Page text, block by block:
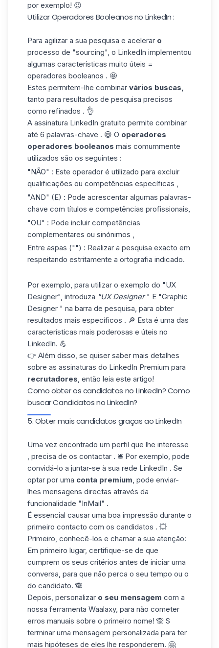
por exemplo! 😉
Utilizar Operadores Booleanos no LinkedIn :
Para agilizar a sua pesquisa e acelerar o
processo de "sourcing", o LinkedIn implementou
algumas características muito úteis =
operadores booleanos . 🤩
Estes permitem-lhe combinar vários buscas,
tanto para resultados de pesquisa precisos
como refinados . 👌
A assinatura LinkedIn gratuito permite combinar
até 6 palavras-chave . 😄 O operadores
operadores booleanos mais comummente
utilizados são os seguintes :
"NÃO" : Este operador é utilizado para excluir
qualificações ou competências específicas ,
"AND" (E) : Pode acrescentar algumas palavras-
chave com títulos e competências profissionais
"OU" : Pode incluir competências
complementares ou sinónimos ,
Entre aspas ("") : Realizar a pesquisa exacto em
respeitando estritamente a ortografia indicado.
Por exemplo, para utilizar o exemplo do "UX
Designer", introduza "UX Designer" E "Graphic
Designer " na barra de pesquisa, para obter
resultados mais específicos . 🔎 Esta é uma das
características mais poderosas e úteis no
LinkedIn. 💪
👉 Além disso, se quiser saber mais detalhes
sobre as assinaturas do LinkedIn Premium para
recrutadores, então leia este artigo!
Como obter os candidatos no LinkedIn? Como
buscar Candidatos no LinkedIn?
5. Obter mais candidatos graças ao LinkedIn
Uma vez encontrado um perfil que lhe interesse
, precisa de os contactar . 🛎️ Por exemplo, pode
convidá-lo a juntar-se à sua rede LinkedIn . Se
optar por uma conta premium, pode enviar-
lhes mensagens directas através da
funcionalidade "InMail" .
É essencial causar uma boa impressão durante o
primeiro contacto com os candidatos . 💥
Primeiro, conhecê-los e chamar a sua atenção:
Em primeiro lugar, certifique-se de que
cumprem os seus critérios antes de iniciar uma
conversa, para que não perca o seu tempo ou o
do candidato. 🙈
Depois, personalizar o seu mensagem com a
nossa ferramenta Waalaxy, para não cometer
erros manuais sobre o primeiro nome! 🙊 S
terminar uma mensagem personalizada para ter
mais hipóteses de eles lhe responderem. 🤗